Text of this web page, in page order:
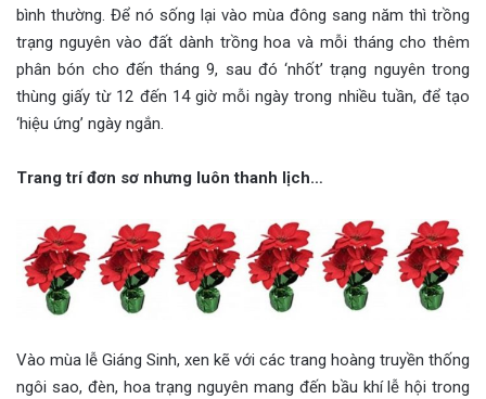
bình thường. Để nó sống lại vào mùa đông sang năm thì trồng
trạng nguyên vào đất dành trồng hoa và mỗi tháng cho thêm
phân bón cho đến tháng 9, sau đó ‘nhốt’ trạng nguyên trong
thùng giấy từ 12 đến 14 giờ mỗi ngày trong nhiều tuần, để tạo
‘hiệu ứng’ ngày ngắn.
Trang trí đơn sơ nhưng luôn thanh lịch…
Vào mùa lễ Giáng Sinh, xen kẽ với các trang hoàng truyền thống
ngôi sao, đèn, hoa trạng nguyên mang đến bầu khí lễ hội trong